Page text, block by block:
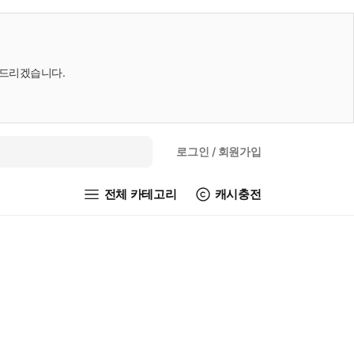
리겠습니다.
로그인 / 회원가입
전체 카테고리 캐시충전